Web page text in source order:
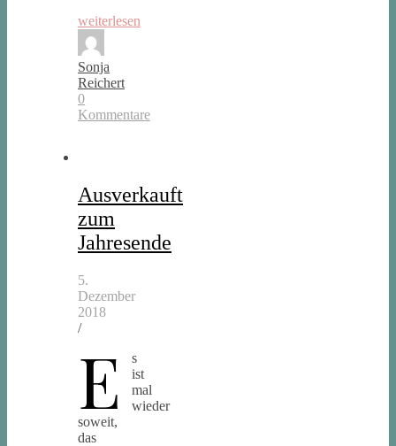
weiterlesen
Sonja
Reichert
0
Kommentare
Ausverkauft
zum
Jahresende
5.
Dezember
2018
/
E
s
ist
mal
wieder
soweit,
das